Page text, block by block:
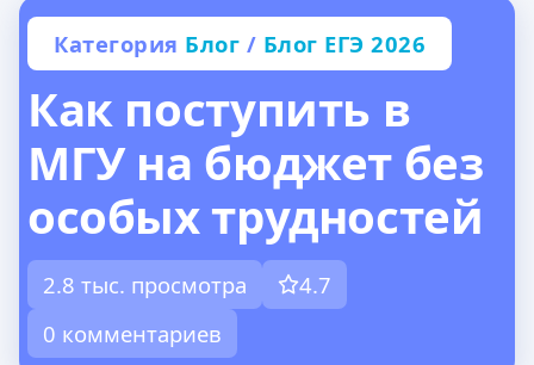
Категория Блог / Блог ЕГЭ 2026
Как поступить в
МГУ на бюджет без
особых трудностей
2.8 тыс. просмотра
4.7
0 комментариев